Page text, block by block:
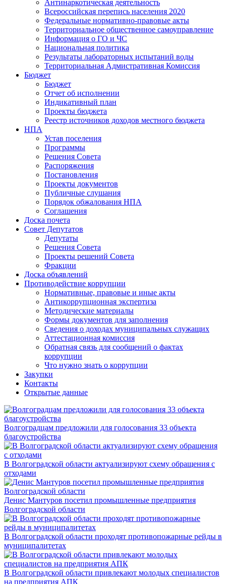
Антинаркотическая деятельность
Всероссийская перепись населения 2020
Федеральные нормативно-правовые акты
Территориальное общественное самоуправление
Информация о ГО и ЧС
Национальная политика
Результаты лабораторных испытаний воды
Территориальная Адмистративная Комиссия
Бюджет
Бюджет
Отчет об исполнении
Индикативный план
Проекты бюджета
Реестр источников доходов местного бюджета
НПА
Устав поселения
Программы
Решения Совета
Распоряжения
Постановления
Проекты документов
Публичные слушания
Порядок обжалования НПА
Соглашения
Доска почета
Совет Депутатов
Депутаты
Решения Совета
Проекты решений Совета
Фракции
Доска объявлений
Противодействие коррупции
Нормативные, правовые и иные акты
Антикоррупционная экспертиза
Методические материалы
Формы документов для заполнения
Сведения о доходах муниципальных служащих
Аттестационная комиссия
Обратная связь для сообщений о фактах
коррупции
Что нужно знать о коррупции
Закупки
Контакты
Открытые данные
Волгоградцам предложили для голосования 33 объекта
благоустройства
В Волгоградской области актуализируют схему обращения с
отходами
Денис Мантуров посетил промышленные предприятия
Волгоградской области
В Волгоградской области проходят противопожарные рейды в
муниципалитетах
В Волгоградской области привлекают молодых специалистов
на предприятия АПК